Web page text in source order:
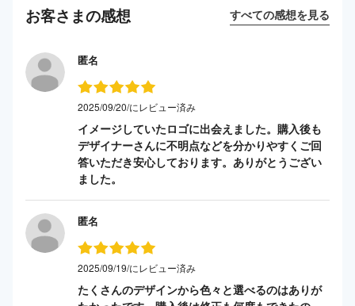
お客さまの感想 すべての感想を見る
匿名
2025/09/20/にレビュー済み
イメージしていたロゴに出会えました。購入後も
デザイナーさんに不明点などを分かりやすくご回
答いただき安心しております。ありがとうござい
ました。
匿名
2025/09/19/にレビュー済み
たくさんのデザインから色々と選べるのはありが